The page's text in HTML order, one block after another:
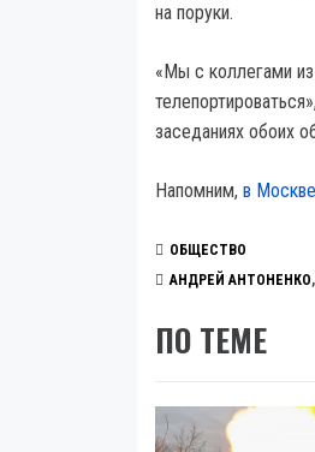
на поруки.
«Мы с коллегами
заседаниях обоих
Напомним, в
ОБЩЕСТВО
АНДРЕЙ АНТОНЕНКО,
ПО ТЕМЕ